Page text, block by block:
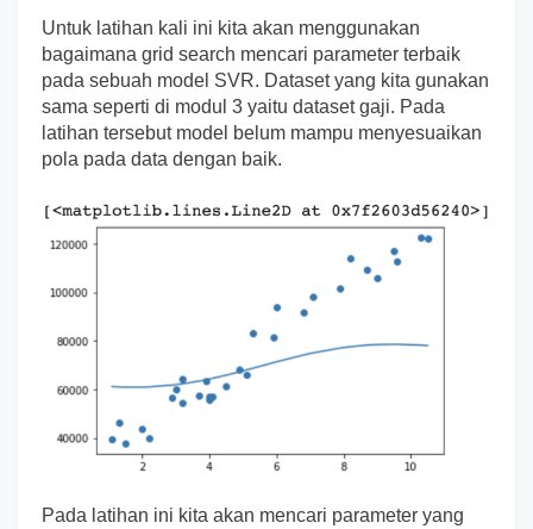
Untuk latihan kali ini kita akan menggunakan
bagaimana grid search mencari parameter terbaik
pada sebuah model SVR. Dataset yang kita gunakan
sama seperti di modul 3 yaitu dataset gaji. Pada
latihan tersebut model belum mampu menyesuaikan
pola pada data dengan baik.
Pada latihan ini kita akan mencari parameter yang